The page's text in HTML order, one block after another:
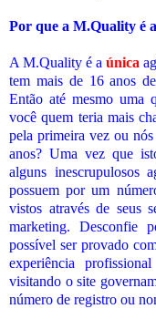
Por que a M.Quality é
A M.Quality é a única
tem mais de 16 anos
Então até mesmo uma
você quem teria mais
pela primeira vez ou
anos? Uma vez que
alguns inescrupulosos
possuem por um
vistos através de seus
marketing. Desconfie
possível ser provado
experiência
visitando o site
número de registro ou